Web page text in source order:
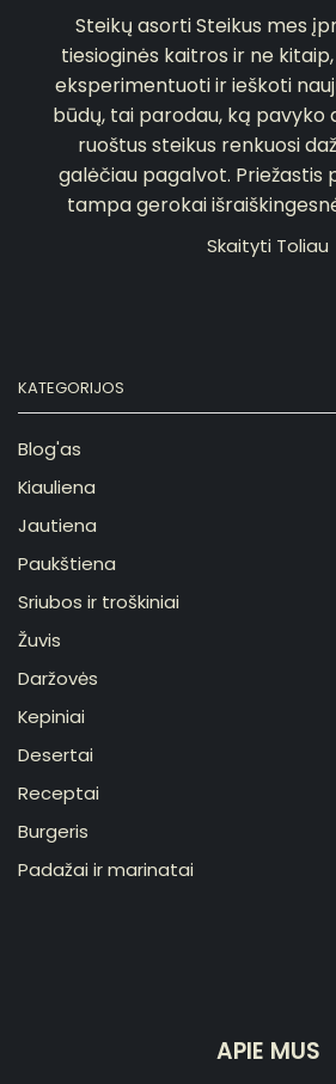
Steikų asorti Steikus mes
tiesioginės kaitros ir ne
eksperimentuoti ir ieškoti
būdų, tai parodau, ką pavyko
ruoštus steikus renkuosi
galėčiau pagalvot. Priežastis
tampa gerokai
Skaityti Toliau
KATEGORIJOS
Blog'as
Kiauliena
Jautiena
Paukštiena
Sriubos ir troškiniai
Žuvis
Daržovės
Kepiniai
Desertai
Receptai
Burgeris
Padažai ir marinatai
APIE MUS